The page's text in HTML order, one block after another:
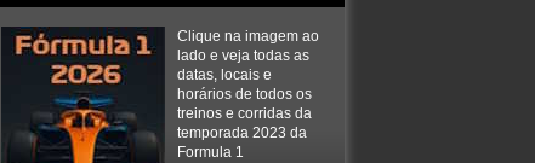
Clique na imagem ao
lado e veja todas as
datas, locais e
horários de todos os
treinos e corridas da
temporada 2023 da
Formula 1